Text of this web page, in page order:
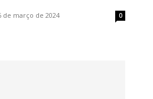
de março de 2024 0